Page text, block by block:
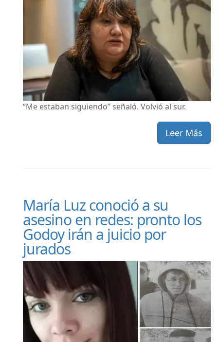
“Me estaban siguiendo” señaló. Volvió al sur.
Leer Más
María Luz conoció a su
asesino en redes: pronto los
Godoy irán a juicio por
jurados